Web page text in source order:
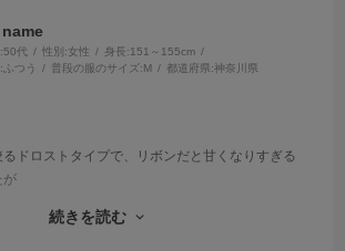
50代 性別:女性 身長:151～155cm
ふつう 普段の服のサイズ:M 都道府県:神奈川県
ドロストタイプで、リボンだと甘くなりすぎる
が
になって続きを読む